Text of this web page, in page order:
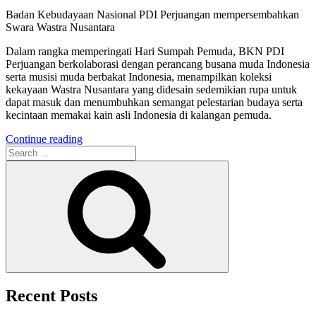
Badan Kebudayaan Nasional PDI Perjuangan mempersembahkan
Swara Wastra Nusantara
Dalam rangka memperingati Hari Sumpah Pemuda, BKN PDI
Perjuangan berkolaborasi dengan perancang busana muda Indonesia
serta musisi muda berbakat Indonesia, menampilkan koleksi
kekayaan Wastra Nusantara yang didesain sedemikian rupa untuk
dapat masuk dan menumbuhkan semangat pelestarian budaya serta
kecintaan memakai kain asli Indonesia di kalangan pemuda.
Continue reading“Swara
Nusantara,
Persembahan
BKN
PDI
Perjuangan
untuk
Hari
Sumpah
Search
for:
Recent Posts